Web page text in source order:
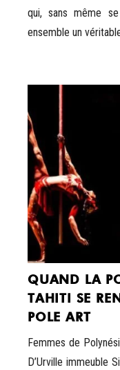
qui, sans même se
ensemble un
QUAND LA
TAHITI SE
POLE ART
Femmes de
D’Urville immeuble